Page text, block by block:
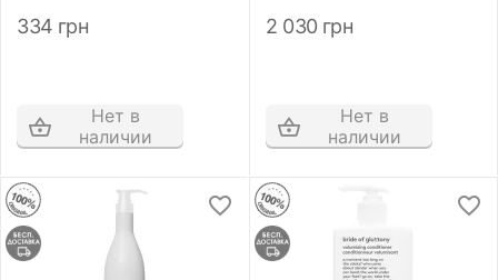
334 грн
Нет в
наличии
2 030 грн
Нет в
наличии